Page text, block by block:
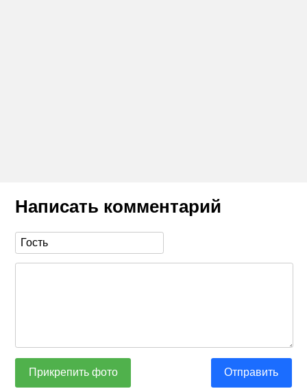
Написать комментарий
Прикрепить фото Отправить